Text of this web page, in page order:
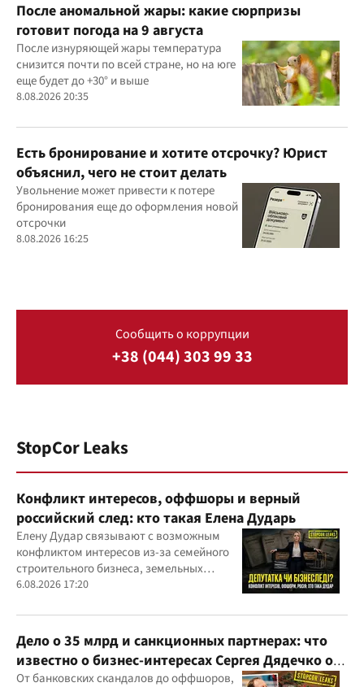
После аномальной жары: какие сюрпризы
готовит погода на 9 августа
После изнуряющей жары температура
снизится почти по всей стране, но на юге
еще будет до +30° и выше
8.08.2026 20:35
Есть бронирование и хотите отсрочку? Юрист
объяснил, чего не стоит делать
Увольнение может привести к потере
бронирования еще до оформления новой
отсрочки
8.08.2026 16:25
Сообщить о коррупции
+38 (044) 303 99 33
StopCor Leaks
Конфликт интересов, оффшоры и верный
российский след: кто такая Елена Дударь
Елену Дудар связывают с возможным
конфликтом интересов из-за семейного
строительного бизнеса, земельных
скандалов, судебных дел
6.08.2026 17:20
Дело о 35 млрд и санкционных партнерах: что
известно о бизнес-интересах Сергея Дядечко от
"Родовид Банка" до "ФАРМАСЕЛ"
От банковских скандалов до оффшоров,